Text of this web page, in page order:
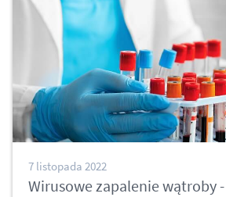
7 listopada 2022
Wirusowe zapalenie wątroby